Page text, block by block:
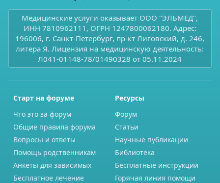
Медицинские услуги оказывает ООО "ЭЛЬМЕД",
ИНН 7810962111, ОГРН 1247800062180. Адрес:
196006, г. Санкт-Петербург, пр-кт Лиговский, д. 246,
литера Я. Лицензия на медицинскую деятельность:
Л041-01148-78/01490328 от 05.11.2024
Старт на форуме
Что это за форум
Общие правила форума
Вопросы и ответы
Помощь родственникам
Анкеты для зависимых
Бесплатное лечение
Ресурсы
Форум
Статьи
Научные публикации
Библиотека
Бесплатные инструкции
Горячая линия помощи